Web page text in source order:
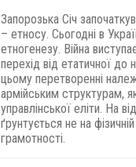
Запорозька Січ
– етносу. Сьогодні в
етногенезу. Війна
перехід від етатичної
цьому перетворенні
армійським структурам,
управлінської еліти. На
ґрунтується не на
грамотності.